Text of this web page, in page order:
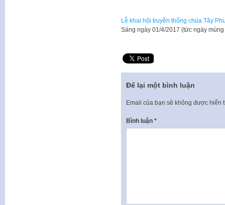
Lễ khai hội truyền thống chùa Tây
Sáng ngày 01/4/2017 (tức ngày
Để lại một bình luận
Email của bạn sẽ không được hiển
Bình luận *